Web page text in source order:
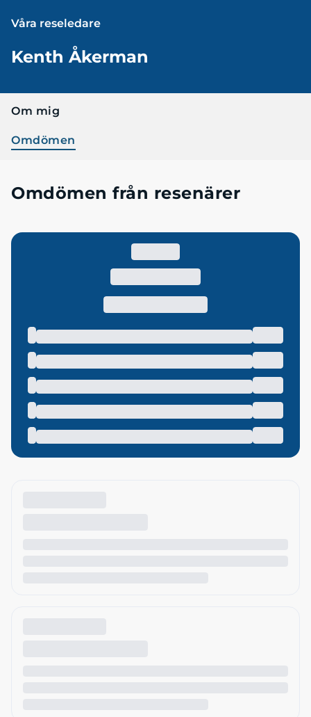
Våra reseledare
Kenth Åkerman
Om mig
Omdömen
Omdömen från resenärer